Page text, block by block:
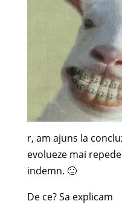
r, am ajuns la
evolueze mai
indemn. 🙂
De ce? Sa explicam